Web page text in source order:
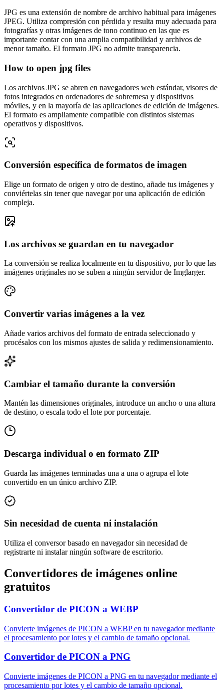
JPG es una extensión de nombre de archivo habitual para imágenes
JPEG. Utiliza compresión con pérdida y resulta muy adecuada para
fotografías y otras imágenes de tono continuo en las que es
importante contar con una amplia compatibilidad y archivos de
menor tamaño. El formato JPG no admite transparencia.
How to open jpg files
Los archivos JPG se abren en navegadores web estándar, visores de
fotos integrados en ordenadores de sobremesa y dispositivos
móviles, y en la mayoría de las aplicaciones de edición de imágenes.
El formato es ampliamente compatible con distintos sistemas
operativos y dispositivos.
Conversión específica de formatos de imagen
Elige un formato de origen y otro de destino, añade tus imágenes y
conviértelas sin tener que navegar por una aplicación de edición
compleja.
Los archivos se guardan en tu navegador
La conversión se realiza localmente en tu dispositivo, por lo que las
imágenes originales no se suben a ningún servidor de Imglarger.
Convertir varias imágenes a la vez
Añade varios archivos del formato de entrada seleccionado y
procésalos con los mismos ajustes de salida y redimensionamiento.
Cambiar el tamaño durante la conversión
Mantén las dimensiones originales, introduce un ancho o una altura
de destino, o escala todo el lote por porcentaje.
Descarga individual o en formato ZIP
Guarda las imágenes terminadas una a una o agrupa el lote
convertido en un único archivo ZIP.
Sin necesidad de cuenta ni instalación
Utiliza el conversor basado en navegador sin necesidad de
registrarte ni instalar ningún software de escritorio.
Convertidores de imágenes online
gratuitos
Convertidor de PICON a WEBP
Convierte imágenes de PICON a WEBP en tu navegador mediante
el procesamiento por lotes y el cambio de tamaño opcional.
Convertidor de PICON a PNG
Convierte imágenes de PICON a PNG en tu navegador mediante el
procesamiento por lotes y el cambio de tamaño opcional.